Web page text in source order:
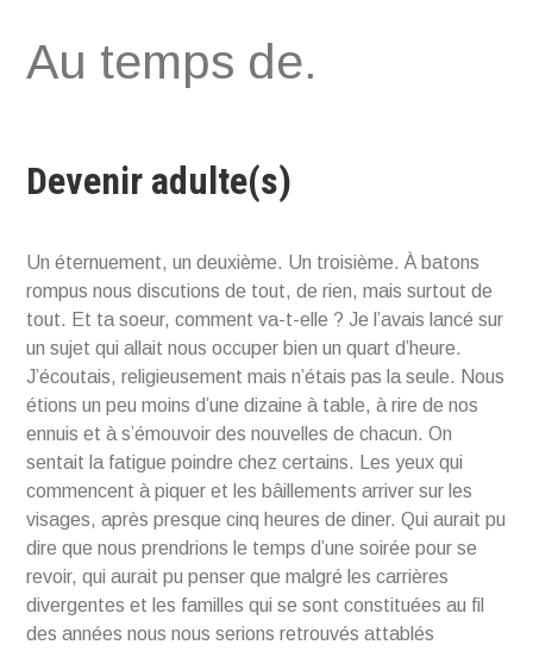
au
Au temps de.
Devenir adulte(s)
Un éternuement, un deuxième. Un troisième. À batons
rompus nous discutions de tout, de rien, mais surtout de
tout. Et ta soeur, comment va-t-elle ? Je l’avais lancé sur
un sujet qui allait nous occuper bien un quart d’heure.
J’écoutais, religieusement mais n’étais pas la seule. Nous
étions un peu moins d’une dizaine à table, à rire de nos
ennuis et à s’émouvoir des nouvelles de chacun. On
sentait la fatigue poindre chez certains. Les yeux qui
commencent à piquer et les bâillements arriver sur les
visages, après presque cinq heures de diner. Qui aurait pu
dire que nous prendrions le temps d’une soirée pour se
revoir, qui aurait pu penser que malgré les carrières
divergentes et les familles qui se sont constituées au fil
des années nous nous serions retrouvés attablés